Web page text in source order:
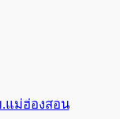
แม่ฮ่องสอน